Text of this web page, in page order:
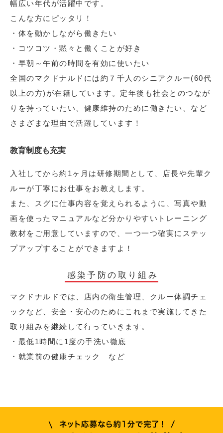
幅広い年代が活躍中です。
こんな方にピッタリ！
・体を動かしながら働きたい
・コツコツ・黙々と働くことが好き
・早朝～午前の時間を有効に使いたい
全国のマクドナルドには約７千人のシニアクルー(60代
以上の方)が在籍しています。定年後も社会とのつなが
りを持っていたい、健康維持のために働きたい、など
さまざまな理由で活躍しています！
教育制度も充実
入社してから約1ヶ月は研修期間として、店長や先輩ク
ルーが丁寧にお仕事をお教えします。
また、スグに仕事内容を覚えられるように、写真や動
画を使ったマニュアルなど分かりやすいトレーニング
教材をご用意していますので、一つ一つ確実にステッ
プアップすることができますよ！
感染予防の取り組み
マクドナルドでは、店内の衛生管理、クルー体調チェ
ックなど、安全・安心のためにこれまで実施してきた
取り組みを継続して行っていきます。
・最低1時間に1度の手洗い徹底
・就業前の健康チェック など